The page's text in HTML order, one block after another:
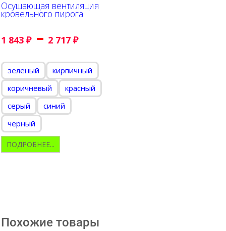
Осушающая вентиляция
кровельного пирога
1 843 ₽ – 2 717 ₽
зеленый
кирпичный
коричневый
красный
серый
синий
черный
ПОДРОБНЕЕ...
Похожие товары